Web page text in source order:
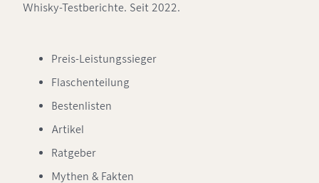
Whisky-Testberichte. Seit 2022.
Preis-Leistungssieger
Flaschenteilung
Bestenlisten
Artikel
Ratgeber
Mythen & Fakten